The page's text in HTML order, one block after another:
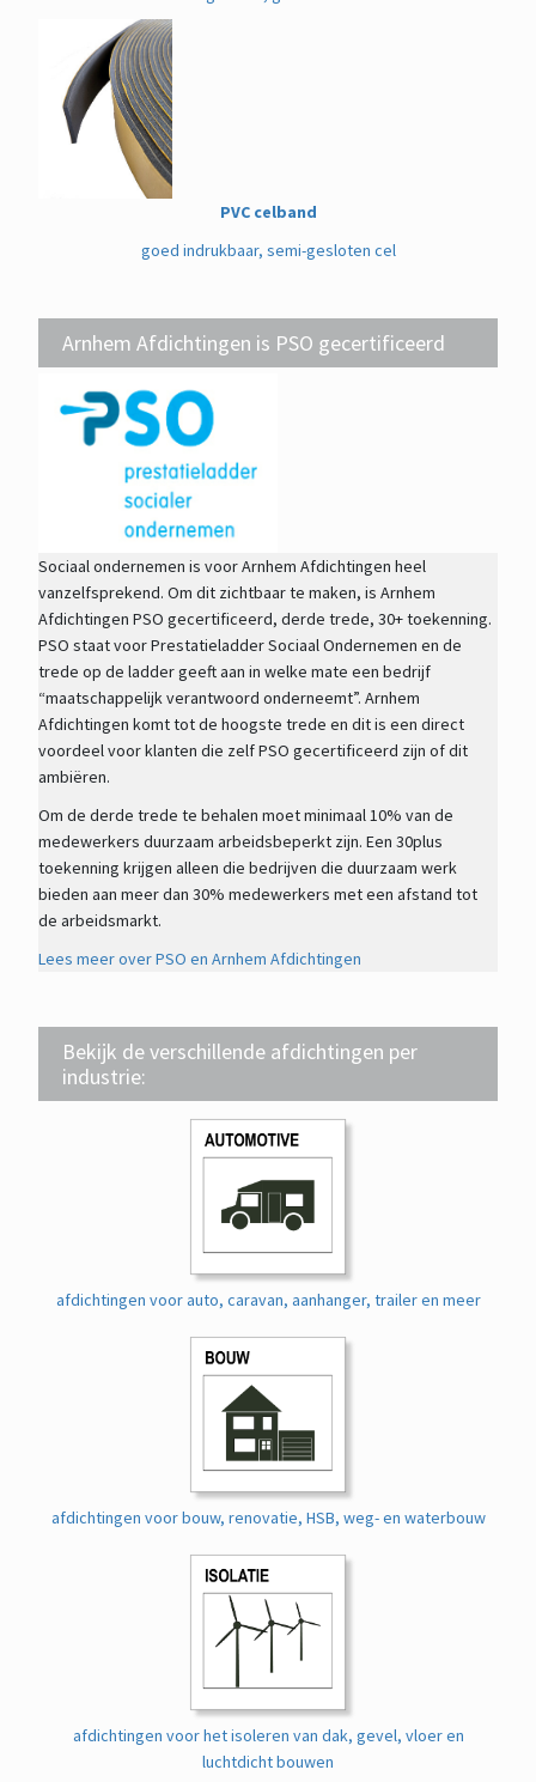
PVC celband
goed indrukbaar, semi-gesloten cel
Arnhem Afdichtingen is PSO gecertificeerd
Sociaal ondernemen is voor Arnhem Afdichtingen heel
vanzelfsprekend. Om dit zichtbaar te maken, is Arnhem
Afdichtingen PSO gecertificeerd, derde trede, 30+ toekenning.
PSO staat voor Prestatieladder Sociaal Ondernemen en de
trede op de ladder geeft aan in welke mate een bedrijf
“maatschappelijk verantwoord onderneemt”. Arnhem
Afdichtingen komt tot de hoogste trede en dit is een direct
voordeel voor klanten die zelf PSO gecertificeerd zijn of dit
ambiëren.
Om de derde trede te behalen moet minimaal 10% van de
medewerkers duurzaam arbeidsbeperkt zijn. Een 30plus
toekenning krijgen alleen die bedrijven die duurzaam werk
bieden aan meer dan 30% medewerkers met een afstand tot
de arbeidsmarkt.
Lees meer over PSO en Arnhem Afdichtingen
Bekijk de verschillende afdichtingen per
industrie:
afdichtingen voor auto, caravan, aanhanger, trailer en meer
afdichtingen voor bouw, renovatie, HSB, weg- en waterbouw
afdichtingen voor het isoleren van dak, gevel, vloer en
luchtdicht bouwen